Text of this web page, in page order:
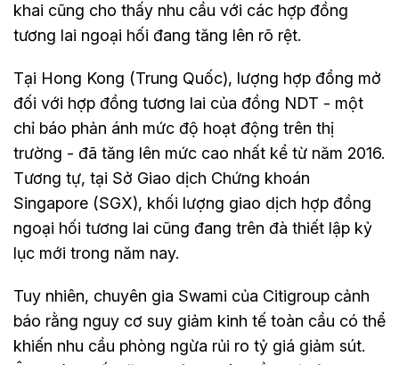
khai cũng cho thấy nhu cầu với các hợp đồng
tương lai ngoại hối đang tăng lên rõ rệt.
Tại Hong Kong (Trung Quốc), lượng hợp đồng mở
đối với hợp đồng tương lai của đồng NDT - một
chỉ báo phản ánh mức độ hoạt động trên thị
trường - đã tăng lên mức cao nhất kể từ năm 2016.
Tương tự, tại Sở Giao dịch Chứng khoán
Singapore (SGX), khối lượng giao dịch hợp đồng
ngoại hối tương lai cũng đang trên đà thiết lập kỷ
lục mới trong năm nay.
Tuy nhiên, chuyên gia Swami của Citigroup cảnh
báo rằng nguy cơ suy giảm kinh tế toàn cầu có thể
khiến nhu cầu phòng ngừa rủi ro tỷ giá giảm sút.